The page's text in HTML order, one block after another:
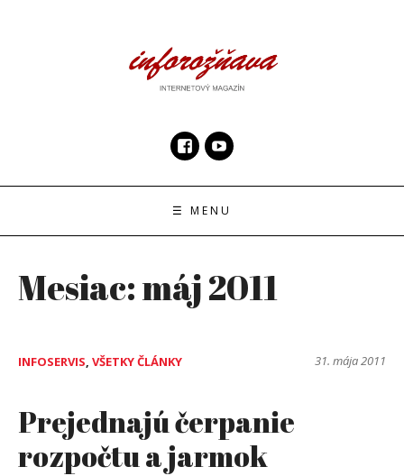
☰ MENU
Mesiac:máj 2011
INFOSERVIS, VŠETKY ČLÁNKY 31. mája 2011
Prejednajú čerpanie
rozpočtu a jarmok